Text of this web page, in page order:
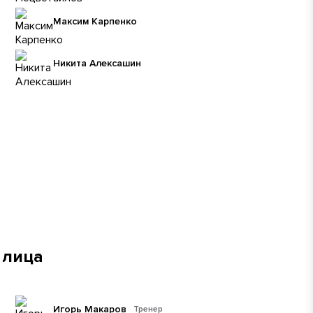
Максим Карпенко
Никита Алексашин
Тренер
Игорь Макаров